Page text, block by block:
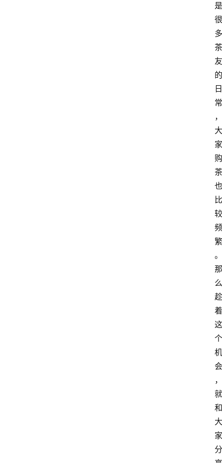
是
很
多
茶
友
的
日
常
，
大
家
购
茶
也
比
较
频
繁
。
那
么
趁
着
这
个
机
会
，
就
和
大
家
分